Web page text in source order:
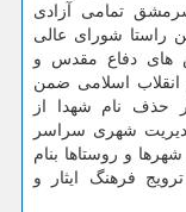
سرمشق تمامی آزادی
راستا شورای عالی
های دفاع مقدس و
انقلاب اسلامی ضمن
حذف نام شهدا از
شهری سراسر
و روستاها بنام
فرهنگ ایثار و